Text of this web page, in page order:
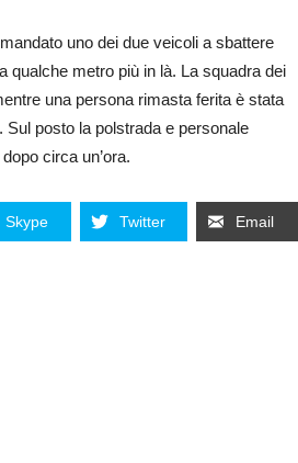
uno dei due veicoli a sbattere
qualche metro più in là. La squadra dei
una persona rimasta ferita è stata
posto la polstrada e personale
circa un’ora.
Skype Twitter Email